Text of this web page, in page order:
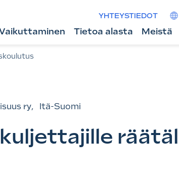
YHTEYSTIEDOT
Tietoa alasta Meistä
ry, Itä-Suomi